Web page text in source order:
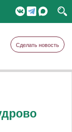
Сделать новость